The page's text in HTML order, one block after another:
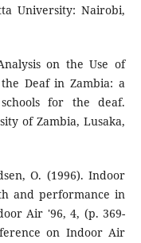
University: Nairobi,
on the Use of
Deaf in Zambia: a
for the deaf.
of Zambia, Lusaka,
O. (1996). Indoor
and performance in
Air '96, 4, (p. 369-
on Indoor Air